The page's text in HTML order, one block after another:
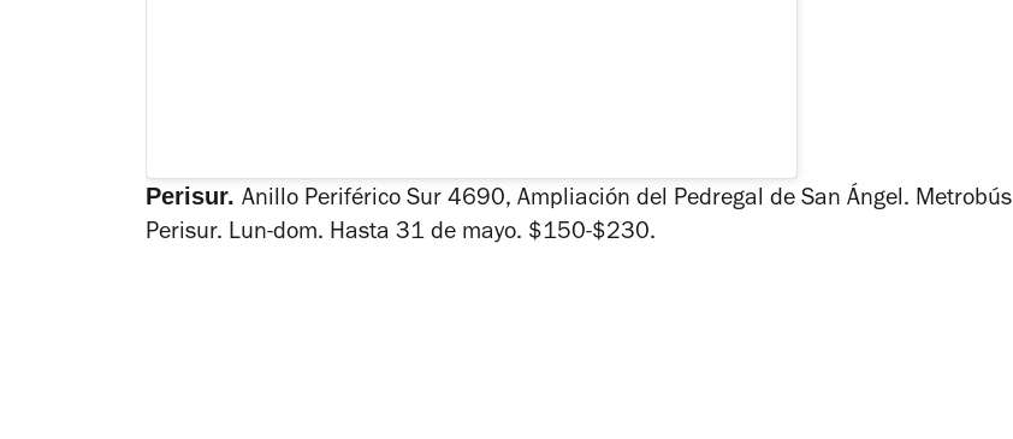
Perisur. Anillo Periférico Sur 4690, Ampliación del Pedregal de San Ángel. Metrobús
Perisur. Lun-dom. Hasta 31 de mayo. $150-$230.